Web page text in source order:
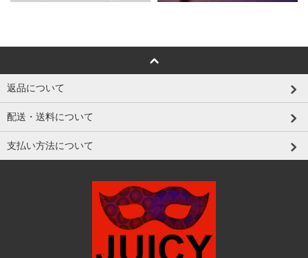
返品について
配送・送料について
支払い方法について